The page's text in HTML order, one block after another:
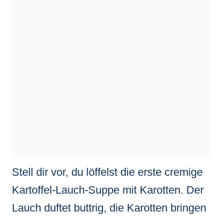
Stell dir vor, du löffelst die erste cremige
Kartoffel-Lauch-Suppe mit Karotten. Der
Lauch duftet buttrig, die Karotten bringen